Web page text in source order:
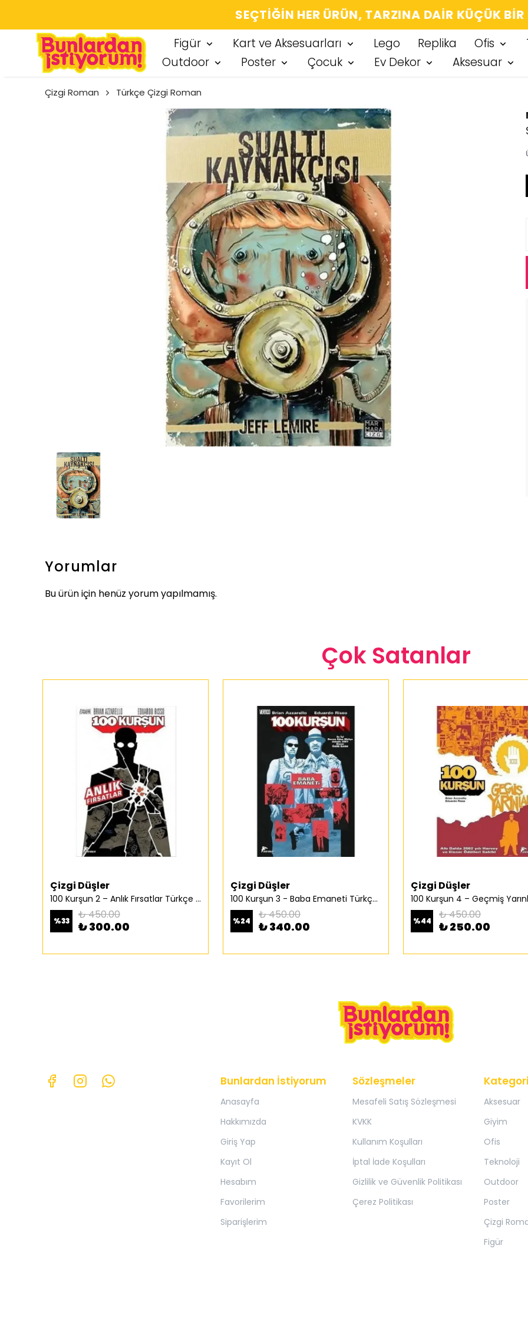
SEÇTIĞIN HER ÜRÜN, TARZINA DAIR KÜÇÜK
Figür Kart ve Aksesuarları Lego Replika Ofis
Outdoor
Poster Çocuk Ev Dekor Aksesuar
Çizgi Roman Türkçe Çizgi Roman
Yorumlar
Bu ürün için henüz yorum yapılmamış.
Çok Satanlar
Çizgi Düşler
100 Kurşun 2 – Anlık Fırsatlar Türkçe Çizgi Roman
%33 ₺ 450.00
₺ 300.00
Çizgi Düşler
100 Kurşun 3 - Baba Emaneti Türkçe Çizgi Roman
%24 ₺ 450.00
₺ 340.00
Çizgi Düşler
%44 ₺ 450.00
₺ 250.00
Bunlardan İstiyorum
Anasayfa
Hakkımızda
Giriş Yap
Kayıt Ol
Hesabım
Favorilerim
Siparişlerim
Sözleşmeler
Mesafeli Satış Sözleşmesi
KVKK
Kullanım Koşulları
İptal İade Koşulları
Gizlilik ve Güvenlik Politikası
Çerez Politikası
Aksesuar
Giyim
Ofis
Teknoloji
Outdoor
Poster
Çizgi
Figür